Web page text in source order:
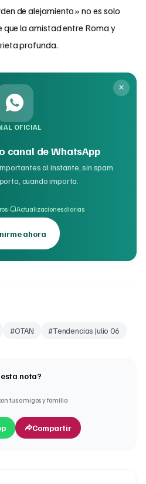
de alejamiento» no es solo
que la amistad entre Roma y
profunda.
OFICIAL
canal de WhatsApp
al instante, sin spam.
cuando importa.
· Actualizaciones diarias
ahora
#OTAN #Tendencias Julio 06
nota?
tus amigos y familia
Compartir